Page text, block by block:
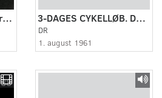
25 års jubilæum / Sportsrideklubben 25 år 3-DAGES CYKELLØB. Dansk Filmjournal nr.24B.(Ingen fortekst)
DR
1. august 1961